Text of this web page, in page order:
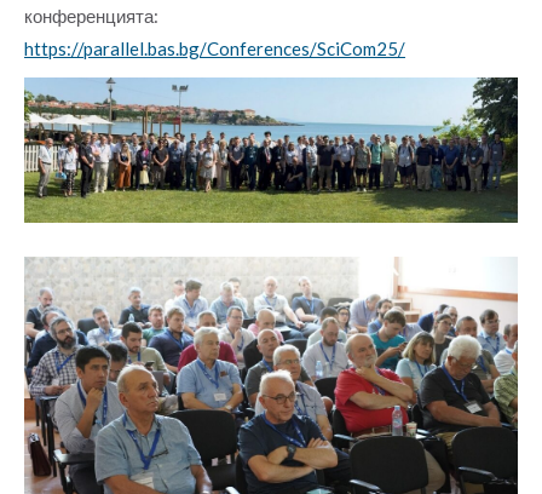
конференцията:
https://parallel.bas.bg/Conferences/SciCom25/